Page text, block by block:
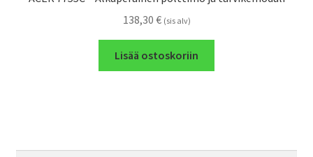
138,30 € (sis alv)
Lisää ostoskoriin